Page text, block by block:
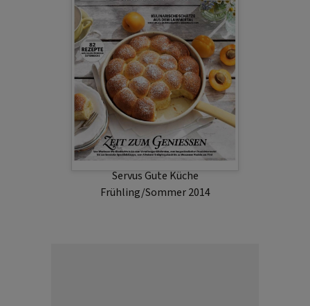
Servus Gute Küche
Frühling/Sommer 2014